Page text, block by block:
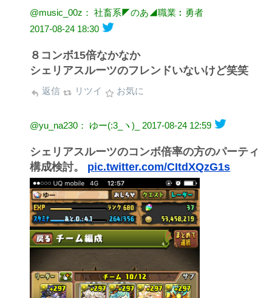
@music_00z： 社畜系◤のあ◢職業︰勇者
2017-08-24 18:30
８コンボ15倍なかなか
シェリアスルーツのフレンドいないけど笑笑
返信 リツイ お気に
@yu_na230： ゆー(:3_ヽ)_ 2017-08-24 12:59
シェリアスルーツのコンボ倍率の方のパーティ
構成検討。 pic.twitter.com/CItdXQzG1s